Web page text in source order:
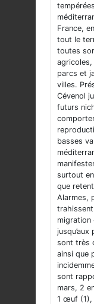
France,
tout le
toutes
parcs et
villes.
Cévenol
futurs
basses
surtout
que
Alarmes,
trahissent
migration
sont très
ainsi que
sont
mars, 2
1 œuf